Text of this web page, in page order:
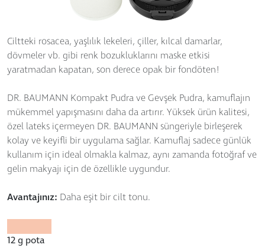
Ciltteki rosacea, yaşlılık lekeleri, çiller, kılcal damarlar,
dövmeler vb. gibi renk bozukluklarını maske etkisi
yaratmadan kapatan, son derece opak bir fondöten!
DR. BAUMANN Kompakt Pudra ve Gevşek Pudra, kamuflajın
mükemmel yapışmasını daha da artırır. Yüksek ürün kalitesi,
özel lateks içermeyen DR. BAUMANN süngeriyle birleşerek
kolay ve keyifli bir uygulama sağlar. Kamuflaj sadece günlük
kullanım için ideal olmakla kalmaz, aynı zamanda fotoğraf ve
gelin makyajı için de özellikle uygundur.
Avantajınız: Daha eşit bir cilt tonu.
12 g pota